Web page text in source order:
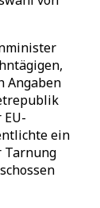
Angaben
ein
Tarnung